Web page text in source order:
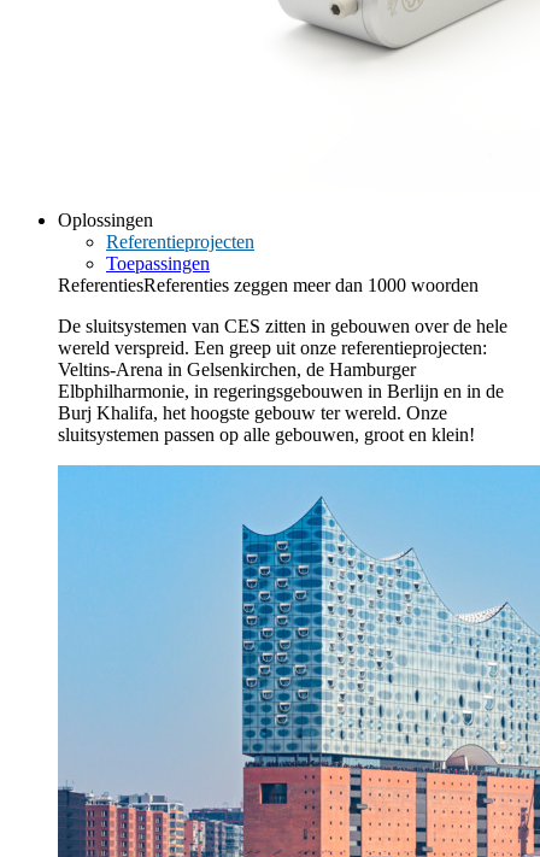
Oplossingen
Referentieprojecten
Toepassingen
ReferentiesReferenties zeggen meer dan 1000 woorden
De sluitsystemen van CES zitten in gebouwen over de hele
wereld verspreid. Een greep uit onze referentieprojecten:
Veltins-Arena in Gelsenkirchen, de Hamburger
Elbphilharmonie, in regeringsgebouwen in Berlijn en in de
Burj Khalifa, het hoogste gebouw ter wereld. Onze
sluitsystemen passen op alle gebouwen, groot en klein!